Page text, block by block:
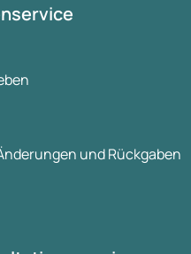
und Rückgaben